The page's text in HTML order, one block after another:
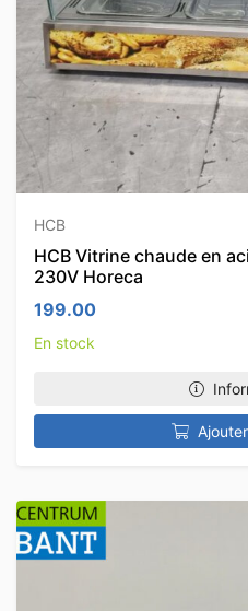
HCB
HCB Vitrine chaude en
230V Horeca
199.00
En stock